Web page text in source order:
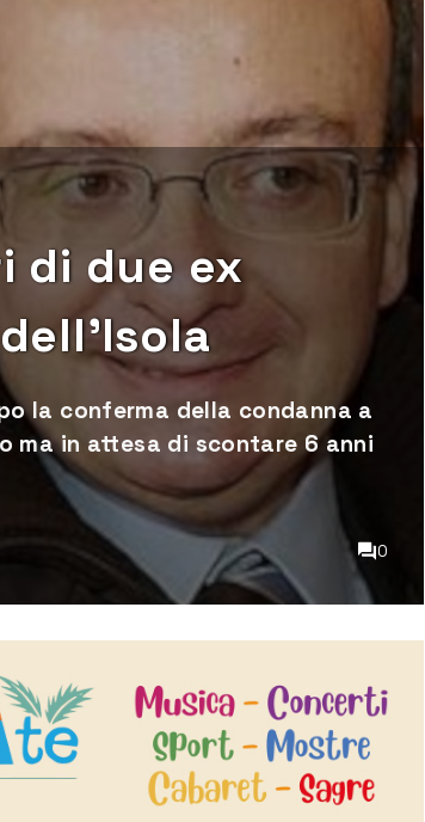
di due ex
la conferma della condanna a
ma in attesa di scontare 6 anni
0